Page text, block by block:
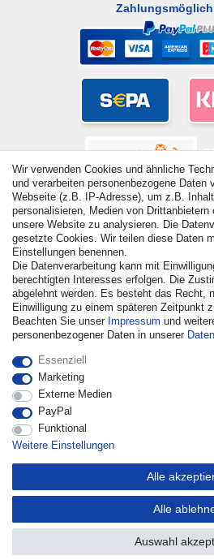
© Copyright 2026 | Alle Rechte
vorbehalten. Preisangaben inkl. gesetzl.
Grundpreise siehe Artikeldetail | *Gilt für
Deutschland!
Vertrag widerrufen
Wir verwenden Cookies und ähnliche
und verarbeiten personenbezogene Daten
Webseite (z.B. IP-Adresse), um z.B.
personalisieren, Medien von
unsere Website zu analysieren. Die
gesetzte Cookies. Wir teilen diese Daten
Einstellungen benennen.
Die Datenverarbeitung kann mit
berechtigten Interesses erfolgen. Die
abgelehnt werden. Es besteht das Recht,
Einwilligung zu einem späteren Zeitpunkt
Beachten Sie unser Impressum und
personenbezogener Daten in unserer
Essenziell
Marketing
Externe Medien
PayPal
Funktional
Weitere Einstellungen
Alle
Alle
Auswahl